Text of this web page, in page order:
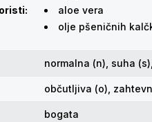
aloe vera
olje pšeničnih
normalna (n), suha (s),
občutljiva (o),
bogata